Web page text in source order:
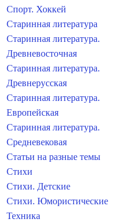
Спорт. Хоккей
Старинная литература
Старинная литература.
Древневосточная
Старинная литература.
Древнерусская
Старинная литература.
Европейская
Старинная литература.
Средневековая
Статьи на разные темы
Стихи
Стихи. Детские
Стихи. Юмористические
Техника